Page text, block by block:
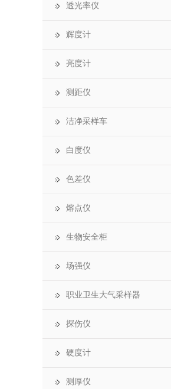
透光率仪
辉度计
亮度计
测距仪
洁净采样车
白度仪
色差仪
熔点仪
生物安全柜
场强仪
职业卫生大气采样器
探伤仪
硬度计
测厚仪